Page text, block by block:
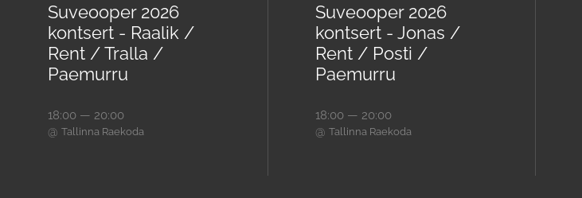
Suveooper 2026
kontsert - Raalik /
Rent / Tralla /
Paemurru
18:00 — 20:00
@ Tallinna Raekoda
Suveooper 2026
kontsert - Jonas /
Rent / Posti /
Paemurru
18:00 — 20:00
@ Tallinna Raekoda